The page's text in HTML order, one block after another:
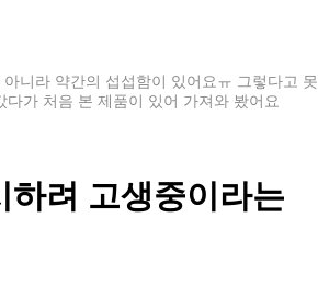
니라 약간의 섭섭함이 있어요ㅠ 그렇다고 못
가 처음 본 제품이 있어 가져와 봤어요
하려 고생중이라는